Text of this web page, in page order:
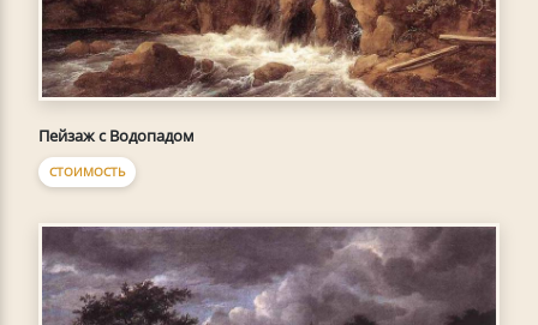
Пейзаж с Водопадом
СТОИМОСТЬ